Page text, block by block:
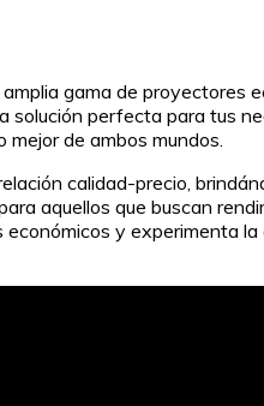
gama de proyectores
solución perfecta para tus
de ambos mundos.
calidad-precio,
aquellos que buscan
y experimenta